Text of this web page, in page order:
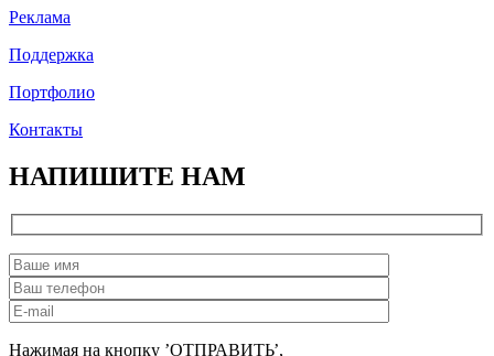
Реклама
Поддержка
Портфолио
Контакты
НАПИШИТЕ НАМ
Нажимая на кнопку ’ОТПРАВИТЬ’,